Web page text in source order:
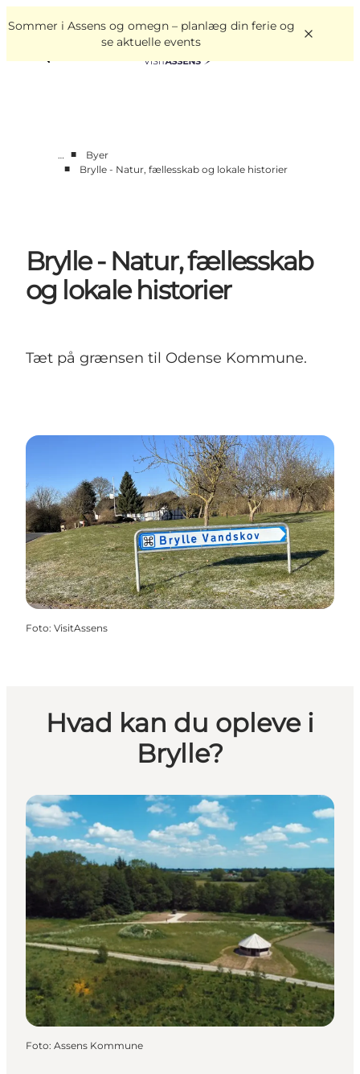
Sommer i Assens og omegn – planlæg din ferie og
se aktuelle events
Overnatning
Åbningstider
VisitAssens
Deutsch
… ■
Byer
■
Brylle - Natur, fællesskab og lokale historier
Brylle - Natur, fællesskab
og lokale historier
Tæt på grænsen til Odense Kommune.
Foto: VisitAssens
Hvad kan du opleve i
Brylle?
Foto: Assens Kommune